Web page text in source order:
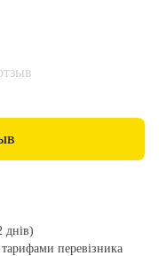
днів)
перевізника